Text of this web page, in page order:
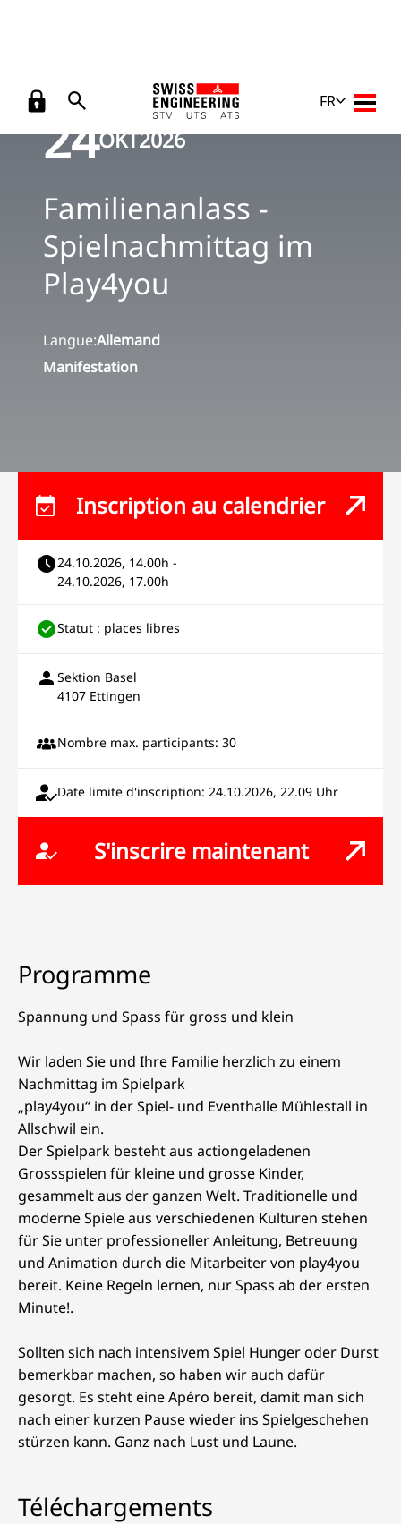
FR Open
24OKT2026
Familienanlass -
Spielnachmittag im
Play4you
Langue:Allemand
Manifestation
Inscription au calendrier
24.10.2026, 14.00h -
24.10.2026, 17.00h
Statut : places libres
Sektion Basel
4107 Ettingen
Nombre max. participants: 30
Date limite d'inscription: 24.10.2026, 22.09 Uhr
S'inscrire maintenant
Programme
Spannung und Spass für gross und klein
Wir laden Sie und Ihre Familie herzlich zu einem
Nachmittag im Spielpark
„play4you“ in der Spiel- und Eventhalle Mühlestall in
Allschwil ein.
Der Spielpark besteht aus actiongeladenen
Grossspielen für kleine und grosse Kinder,
gesammelt aus der ganzen Welt. Traditionelle und
moderne Spiele aus verschiedenen Kulturen stehen
für Sie unter professioneller Anleitung, Betreuung
und Animation durch die Mitarbeiter von play4you
bereit. Keine Regeln lernen, nur Spass ab der ersten
Minute!.
Sollten sich nach intensivem Spiel Hunger oder Durst
bemerkbar machen, so haben wir auch dafür
gesorgt. Es steht eine Apéro bereit, damit man sich
nach einer kurzen Pause wieder ins Spielgeschehen
stürzen kann. Ganz nach Lust und Laune.
Téléchargements